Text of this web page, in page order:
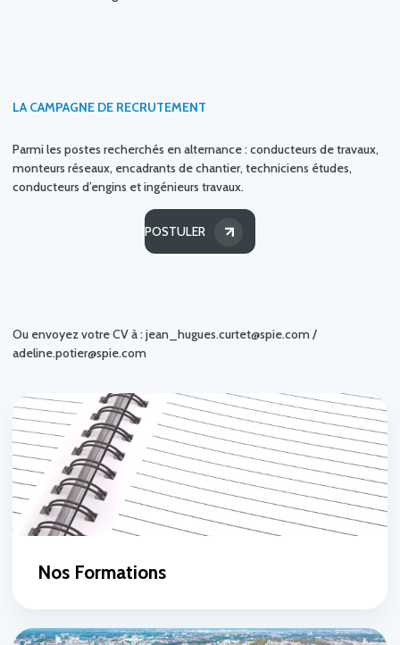
LA CAMPAGNE DE RECRUTEMENT
Parmi les postes recherchés en alternance : conducteurs de travaux,
monteurs réseaux, encadrants de chantier, techniciens études,
conducteurs d’engins et ingénieurs travaux.
POSTULER
Ou envoyez votre CV à : jean_hugues.curtet@spie.com /
adeline.potier@spie.com
Nos Formations